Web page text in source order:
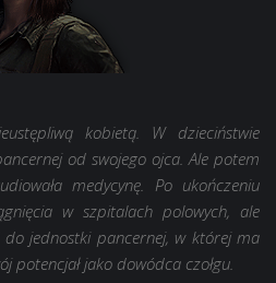
kobietą. W dzieciństwie
od swojego ojca. Ale potem
medycynę. Po ukończeniu
w szpitalach polowych, ale
do jednostki pancernej, w której ma
potencjał jako dowódca czołgu.